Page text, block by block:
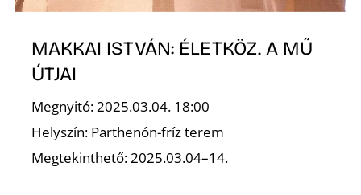
MAKKAI ISTVÁN: ÉLETKÖZ. A MŰ
ÚTJAI
Megnyitó: 2025.03.04. 18:00
Helyszín: Parthenón-fríz terem
Megtekinthető: 2025.03.04–14.